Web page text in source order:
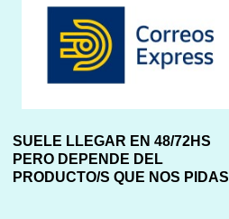
SUELE LLEGAR EN 48/72HS
PERO DEPENDE DEL
PRODUCTO/S QUE NOS PIDAS